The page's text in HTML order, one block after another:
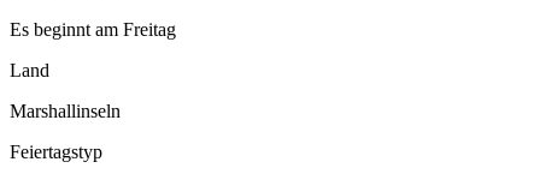
Es beginnt am Freitag
Land
Marshallinseln
Feiertagstyp